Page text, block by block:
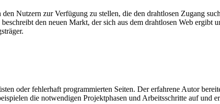
Nutzern zur Verfügung zu stellen, die den drahtlosen Zugang
den neuen Markt, der sich aus dem drahtlosen Web ergibt
oder fehlerhaft programmierten Seiten. Der erfahrene Autor
die notwendigen Projektphasen und Arbeitsschritte auf und